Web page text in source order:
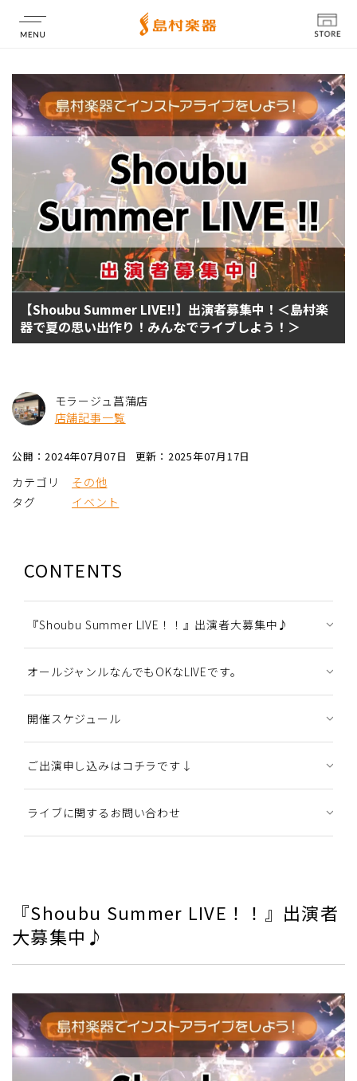
店舗情報
【Shoubu Summer LIVE!!】出演者募集中！＜島村楽
器で夏の思い出作り！みんなでライブしよう！＞
モラージュ菖蒲店
店舗記事一覧
公開：2024年07月07日 更新：2025年07月17日
カテゴリ
その他
タグ
イベント
CONTENTS
『Shoubu Summer LIVE！！』出演者大募集中♪
オールジャンルなんでもOKなLIVEです。
開催スケジュール
ご出演申し込みはコチラです↓
ライブに関するお問い合わせ
『Shoubu Summer LIVE！！』出演者
大募集中♪